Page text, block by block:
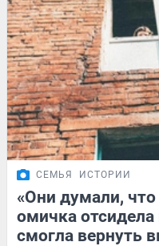
СЕМЬЯ ИСТОРИИ
«Они думали, что
омичка
смогла вернуть